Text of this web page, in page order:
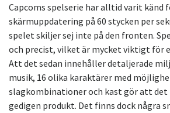
Capcoms spelserie har alltid varit känd
skärmuppdatering på 60 stycken per
spelet skiljer sej inte på den fronten.
och precist, vilket är mycket viktigt för
Att det sedan innehåller detaljerade
musik, 16 olika karaktärer med
slagkombinationer och kast gör att det
gedigen produkt. Det finns dock några